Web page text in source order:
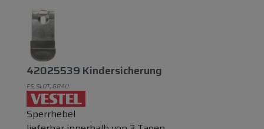
42025539 Kindersicherung
FS, SLOT, GRAU
Sperrhebel